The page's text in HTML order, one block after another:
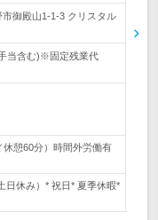
御殿山1-1-3 クリスタル
当含む)※固定残業代
憩60分）時間外労働有
日休み）* 祝日* 夏季休暇*